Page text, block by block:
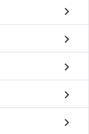
chevron_right
chevron_right
chevron_right
chevron_right
chevron_right